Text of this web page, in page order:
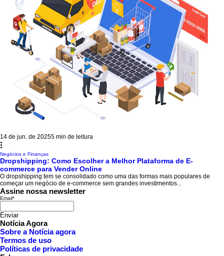
14 de jun. de 20255 min de leitura
Negócios e Finanças
Dropshipping: Como Escolher a Melhor Plataforma de E-
commerce para Vender Online
O dropshipping tem se consolidado como uma das formas mais populares de
começar um negócio de e-commerce sem grandes investimentos...
Assine nossa newsletter
Email*
Enviar
Notícia Agora
Sobre a Notícia agora
Termos de uso
Políticas de privacidade